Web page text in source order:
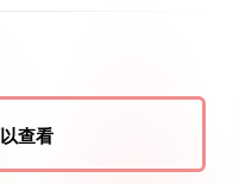
查看